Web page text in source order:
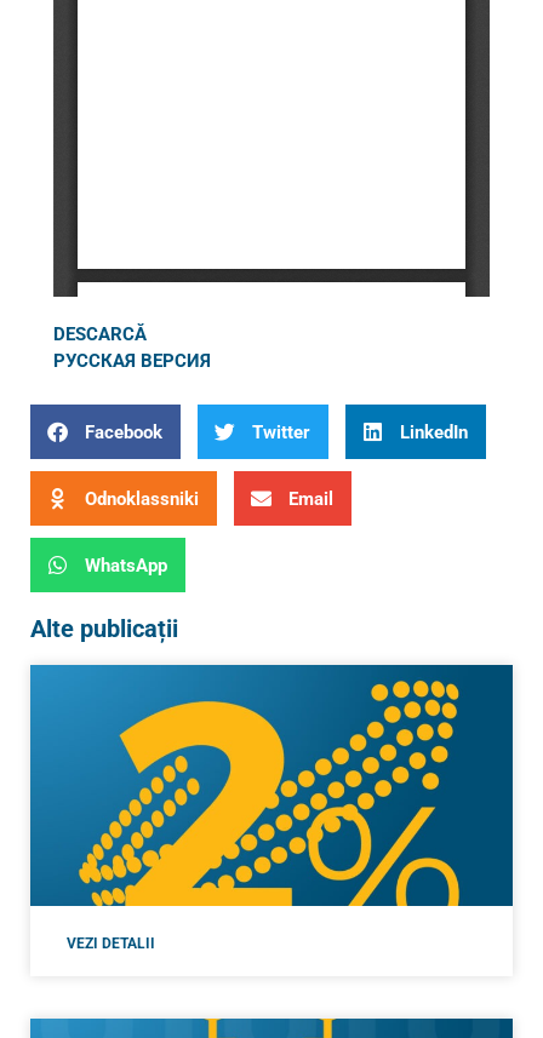
DESCARCĂ
РУССКАЯ ВЕРСИЯ
Facebook Twitter LinkedIn
Odnoklassniki Email
WhatsApp
Alte publicații
VEZI DETALII